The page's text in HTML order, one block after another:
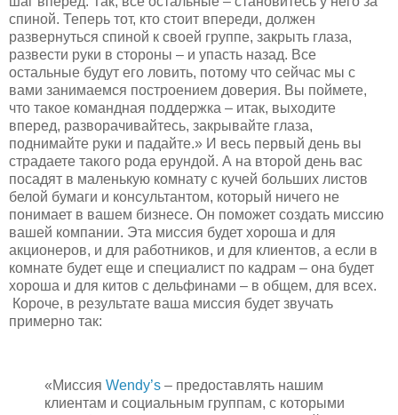
спиной. Теперь тот, кто стоит впереди, должен
развернуться спиной к своей группе, закрыть глаза,
развести руки в стороны – и упасть назад. Все
остальные будут его ловить, потому что сейчас мы с
вами занимаемся построением доверия. Вы поймете,
что такое командная поддержка – итак, выходите
вперед, разворачивайтесь, закрывайте глаза,
поднимайте руки и падайте.» И весь первый день вы
страдаете такого рода ерундой. А на второй день вас
посадят в маленькую комнату с кучей больших листов
белой бумаги и консультантом, который ничего не
понимает в вашем бизнесе. Он поможет создать миссию
вашей компании. Эта миссия будет хороша и для
акционеров, и для работников, и для клиентов, а если в
комнате будет еще и специалист по кадрам – она будет
хороша и для китов с дельфинами – в общем, для всех.
Короче, в результате ваша миссия будет звучать
примерно так:
«Миссия Wendy’s – предоставлять нашим
клиентам и социальным группам, с которыми